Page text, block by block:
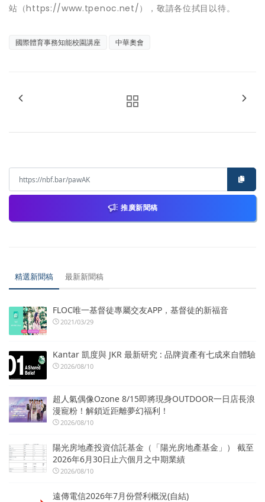
站（https://www.tpenoc.net/），敬請各位拭目以待。
國際體育事務知能校園講座 中華奧會
推廣新聞稿
精選新聞稿 最新新聞稿
FLOC唯一基督徒專屬交友APP，基督徒的新福音
2021/03/29
Kantar 凱度與 JKR 最新研究 : 品牌資產有七成來自體驗
2026/08/10
超人氣偶像Ozone 8/15即將現身OUTDOOR一日店長浪
漫寵粉！解鎖近距離夢幻福利！
2026/08/10
陽光房地產投資信託基金（「陽光房地產基金」） 截至
2026年6月30日止六個月之中期業績
2026/08/10
遠傳電信2026年7月份營利概況(自結)